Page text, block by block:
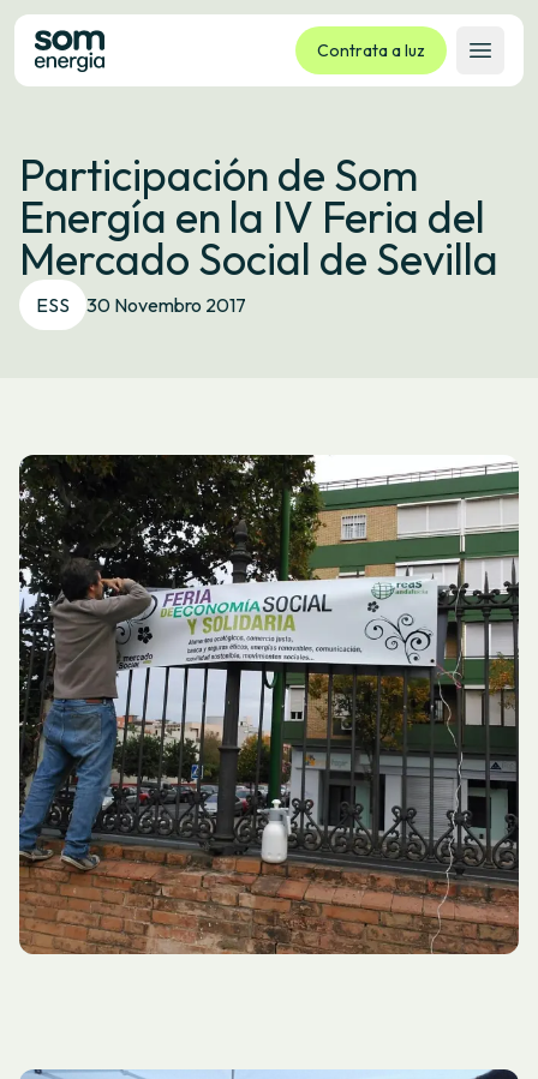
Contrata a luz
Abrir
Tarifas
Servizos
Empresas
La cooperativa
Contacto
Participación de Som
Energía en la IV Feria del
Mercado Social de Sevilla
ESS 30 Novembro 2017